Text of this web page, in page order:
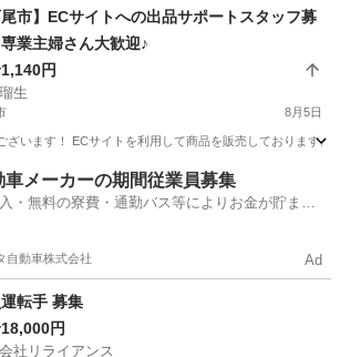
駅 その他
尾市】ECサイトへの出品サポートスタッフ募
業主婦さん大歓迎♪
円
生
8月5日
ざいます！ ECサイトを利用して商品を販売しております
他 スタッフ
車メーカーの期間従業員募集
・無料の寮費・通勤バス等によりお金が貯まり
自動車株式会社 Ad
転手 募集
円
社リライアンス